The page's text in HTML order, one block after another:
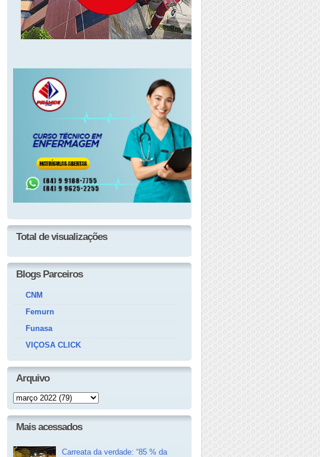
Total de visualizações
Blogs Parceiros
CNM
Femurn
Funasa
VIÇOSA CLICK
Arquivo
Mais acessados
Carreata da verdade: “85 % da